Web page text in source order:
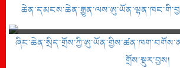
གྲོས་སྡུར་བྱས།